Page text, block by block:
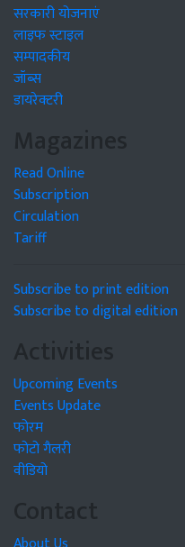
सरकारी योजनाएं
लाइफ स्टाइल
सम्पादकीय
जॉब्स
डायरेक्टरी
Magazines
Read Online
Subscription
Circulation
Tariff
Subscribe to print edition
Subscribe to digital edition
Activities
Upcoming Events
Events Update
फोरम
फोटो गैलरी
वीडियो
Contact